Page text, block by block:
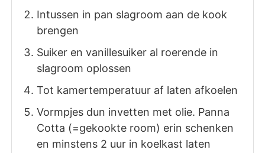
Intussen in pan slagroom aan de kook
brengen
Suiker en vanillesuiker al roerende in
slagroom oplossen
Tot kamertemperatuur af laten afkoelen
Vormpjes dun invetten met olie. Panna
Cotta (=gekookte room) erin schenken
en minstens 2 uur in koelkast laten